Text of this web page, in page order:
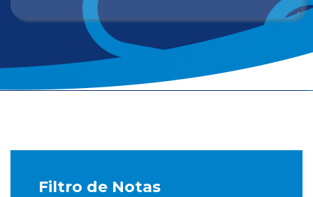
Filtro de Notas